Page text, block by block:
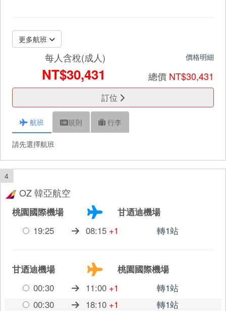
更多航班
每人含稅(成人)
NT$30,431
價格明細
總價 NT$30,431
訂位
航班 規則 行李
請先選擇航班
4
OZ 韓亞航空
桃園國際機場
甘迺迪機場
19:25
08:15 +1 轉1站
甘迺迪機場
桃園國際機場
00:30
11:00 +1
轉1站
00:30
18:10 +1 轉1站